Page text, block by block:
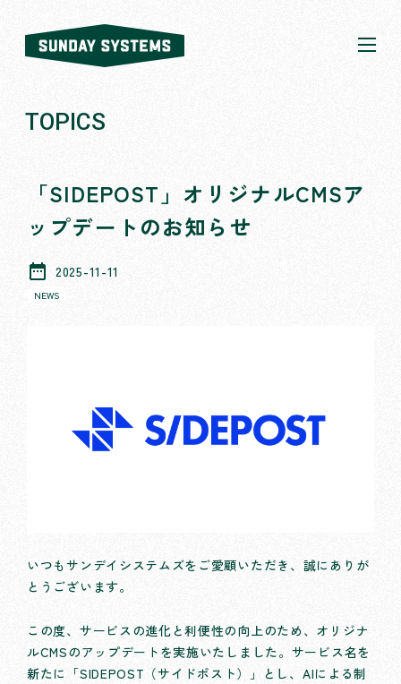
SUNDAY
SYSTEMS
TOPICS
「SIDEPOST」オリジナルCMSア
ップデートのお知らせ
date_range 2025-11-11
NEWS
いつもサンデイシステムズをご愛顧いただき、誠にありが
とうございます。
この度、サービスの進化と利便性の向上のため、オリジナ
ルCMSのアップデートを実施いたしました。サービス名を
新たに「SIDEPOST（サイドポスト）」とし、AIによる制